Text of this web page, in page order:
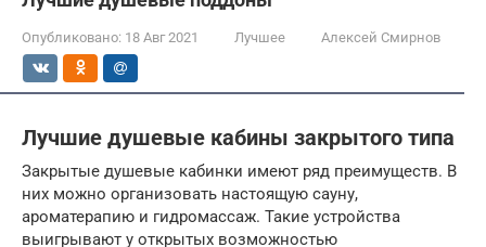
Опубликовано: 18 Авг 2021 Лучшее Алексей Смирнов
Лучшие душевые кабины закрытого типа
Закрытые душевые кабинки имеют ряд преимуществ. В
них можно организовать настоящую сауну,
ароматерапию и гидромассаж. Такие устройства
выигрывают у открытых возможностью